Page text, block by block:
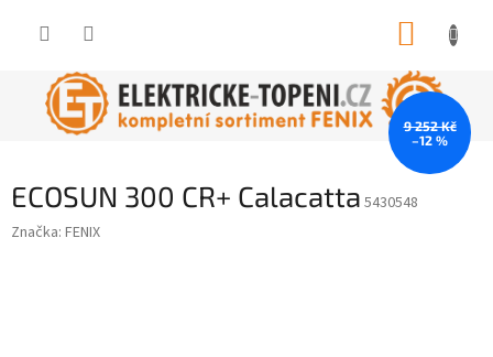
ECOSUN 300 CR+ Calacatta 5430548
Značka: FENIX
9 252 Kč
–12 %